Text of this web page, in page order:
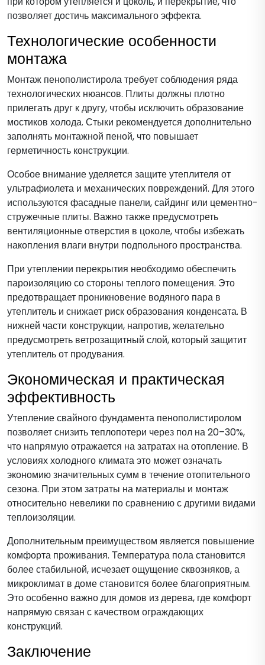
позволяет достичь максимального эффекта.
Технологические особенности
монтажа
Монтаж пенополистирола требует соблюдения ряда
технологических нюансов. Плиты должны плотно
прилегать друг к другу, чтобы исключить образование
мостиков холода. Стыки рекомендуется дополнительно
заполнять монтажной пеной, что повышает
герметичность конструкции.
Особое внимание уделяется защите утеплителя от
ультрафиолета и механических повреждений. Для этого
используются фасадные панели, сайдинг или цементно-
стружечные плиты. Важно также предусмотреть
вентиляционные отверстия в цоколе, чтобы избежать
накопления влаги внутри подпольного пространства.
При утеплении перекрытия необходимо обеспечить
пароизоляцию со стороны теплого помещения. Это
предотвращает проникновение водяного пара в
утеплитель и снижает риск образования конденсата. В
нижней части конструкции, напротив, желательно
предусмотреть ветрозащитный слой, который защитит
утеплитель от продувания.
Экономическая и практическая
эффективность
Утепление свайного фундамента пенополистиролом
позволяет снизить теплопотери через пол на 20–30%,
что напрямую отражается на затратах на отопление. В
условиях холодного климата это может означать
экономию значительных сумм в течение отопительного
сезона. При этом затраты на материалы и монтаж
относительно невелики по сравнению с другими видами
теплоизоляции.
Дополнительным преимуществом является повышение
комфорта проживания. Температура пола становится
более стабильной, исчезает ощущение сквозняков, а
микроклимат в доме становится более благоприятным.
Это особенно важно для домов из дерева, где комфорт
напрямую связан с качеством ограждающих
конструкций.
Заключение